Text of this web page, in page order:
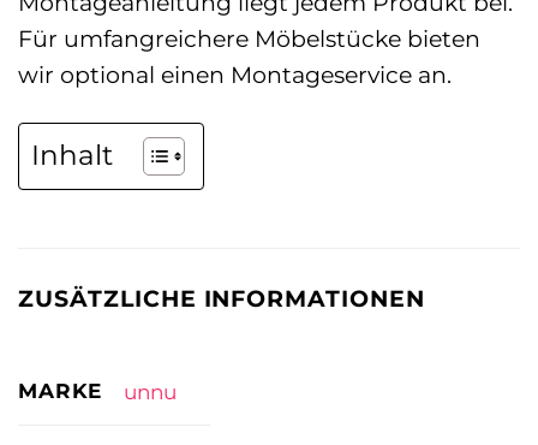
Für umfangreichere Möbelstücke bieten
wir optional einen Montageservice an.
Inhalt
ZUSÄTZLICHE INFORMATIONEN
MARKE unnu